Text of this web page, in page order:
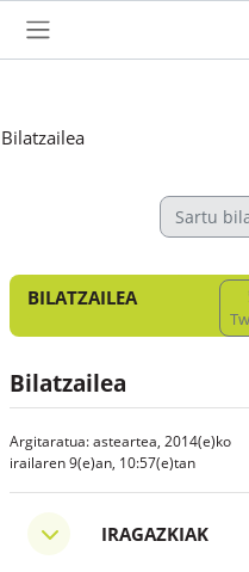
Alboko panela
Bilatzailea
BILATZAILEA
Bilatzailea
Argitaratua: asteartea, 2014(e)ko
irailaren 9(e)an, 10:57(e)tan
Iragazkiak
IragazkiakIRAGAZKIAK